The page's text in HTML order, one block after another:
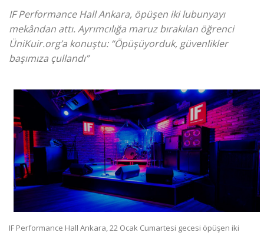
IF Performance Hall Ankara, öpüşen iki lubunyayı
mekândan attı. Ayrımcılığa maruz bırakılan öğrenci
ÜniKuir.org’a konuştu: “Öpüşüyorduk, güvenlikler
başımıza çullandı”
IF Performance Hall Ankara, 22 Ocak Cumartesi gecesi öpüşen iki